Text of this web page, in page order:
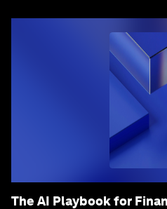
The AI Playbook for